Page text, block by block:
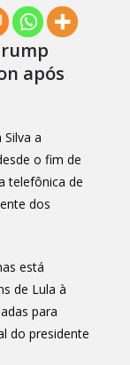
após
a
o fim de
telefônica de
dos
está
de Lula à
para
do presidente